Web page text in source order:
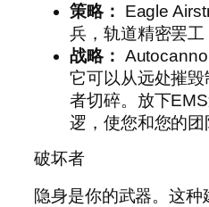
策略：
Eagle
兵，轨道精密罢工
战略：
它可以从远处摧
者切碎。放下
逻，使您和您的团
破坏者
隐身是你的武器。这